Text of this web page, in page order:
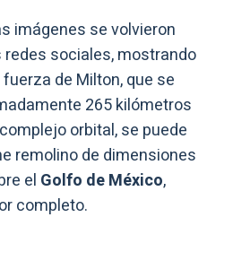
imágenes se volvieron
sociales, mostrando
de Milton, que se
265 kilómetros
orbital, se puede
remolino de dimensiones
el Golfo de México,
completo.